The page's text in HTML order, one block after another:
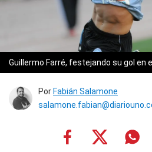
Guillermo Farré, festejando su gol en
PorFabián Salamone